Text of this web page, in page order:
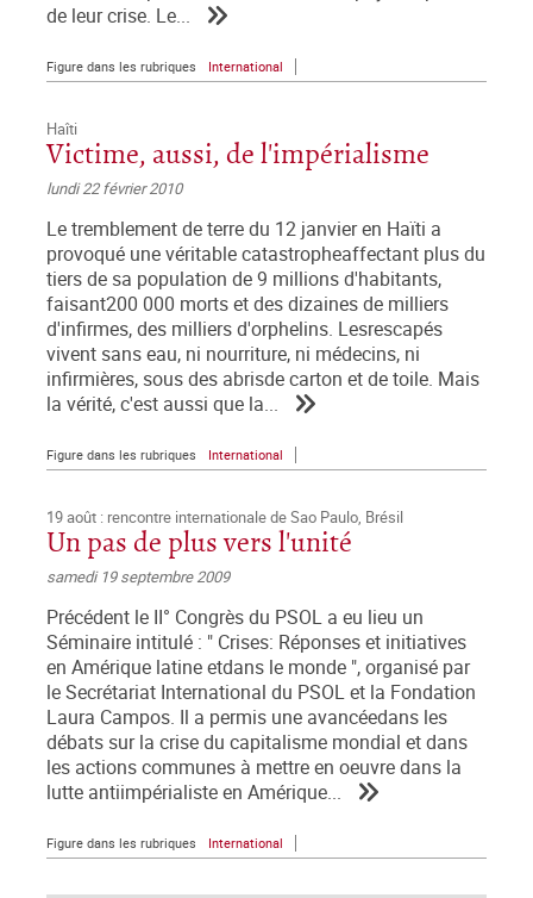
de leur crise. Le...
Figure dans les rubriques International
Haîti
Victime, aussi, de l'impérialisme
lundi 22 février 2010
Le tremblement de terre du 12 janvier en Haïti a
provoqué une véritable catastropheaffectant plus du
tiers de sa population de 9 millions d'habitants,
faisant200 000 morts et des dizaines de milliers
d'infirmes, des milliers d'orphelins. Lesrescapés
vivent sans eau, ni nourriture, ni médecins, ni
infirmières, sous des abrisde carton et de toile. Mais
la vérité, c'est aussi que la...
Figure dans les rubriques International
19 août : rencontre internationale de Sao Paulo, Brésil
Un pas de plus vers l'unité
samedi 19 septembre 2009
Précédent le II° Congrès du PSOL a eu lieu un
Séminaire intitulé : " Crises: Réponses et initiatives
en Amérique latine etdans le monde ", organisé par
le Secrétariat International du PSOL et la Fondation
Laura Campos. Il a permis une avancéedans les
débats sur la crise du capitalisme mondial et dans
les actions communes à mettre en oeuvre dans la
lutte antiimpérialiste en Amérique...
Figure dans les rubriques International